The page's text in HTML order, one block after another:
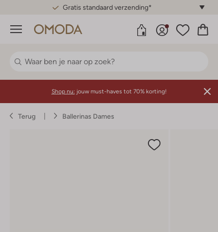
Gratis standaard verzending*
Menu
Shop nu: jouw must-haves tot 70% korting!
Terug Ballerinas Dames